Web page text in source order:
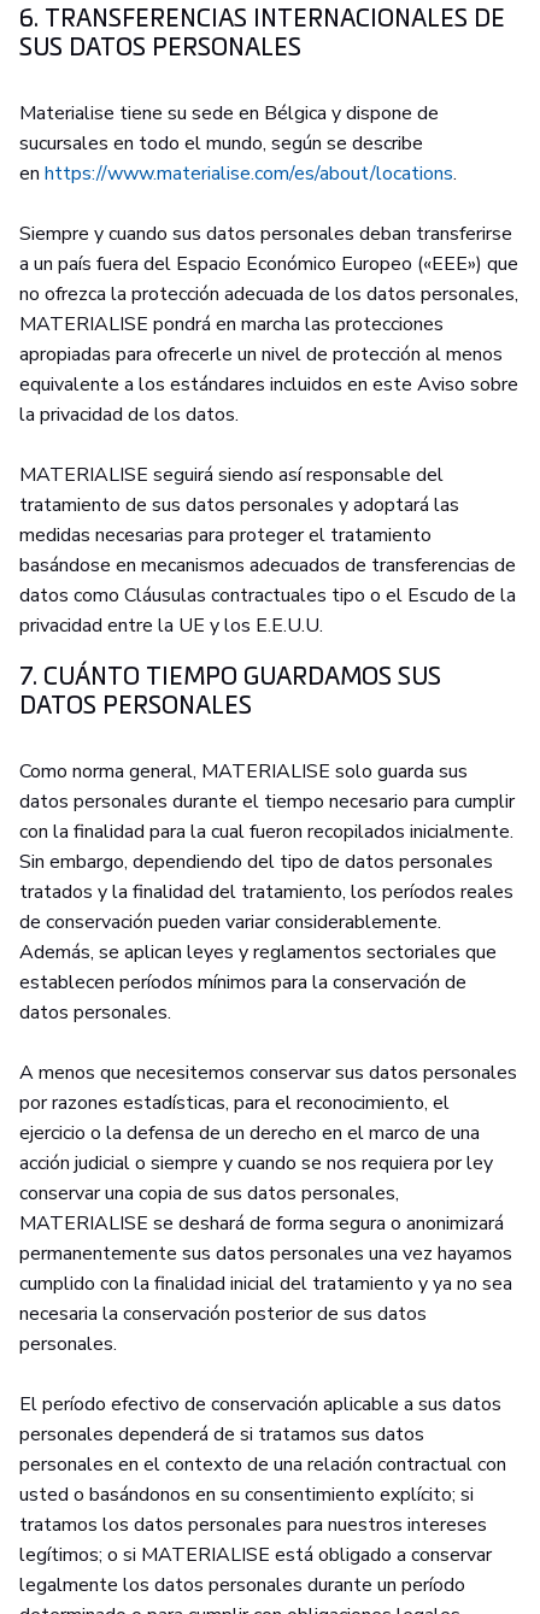
6. TRANSFERENCIAS INTERNACIONALES DE
SUS DATOS PERSONALES
Materialise tiene su sede en Bélgica y dispone de
sucursales en todo el mundo, según se describe
en https://www.materialise.com/es/about/locations.
Siempre y cuando sus datos personales deban transferirse
a un país fuera del Espacio Económico Europeo («EEE») que
no ofrezca la protección adecuada de los datos personales,
MATERIALISE pondrá en marcha las protecciones
apropiadas para ofrecerle un nivel de protección al menos
equivalente a los estándares incluidos en este Aviso sobre
la privacidad de los datos.
MATERIALISE seguirá siendo así responsable del
tratamiento de sus datos personales y adoptará las
medidas necesarias para proteger el tratamiento
basándose en mecanismos adecuados de transferencias de
datos como Cláusulas contractuales tipo o el Escudo de la
privacidad entre la UE y los E.E.U.U.
7. CUÁNTO TIEMPO GUARDAMOS SUS
DATOS PERSONALES
Como norma general, MATERIALISE solo guarda sus
datos personales durante el tiempo necesario para cumplir
con la finalidad para la cual fueron recopilados inicialmente.
Sin embargo, dependiendo del tipo de datos personales
tratados y la finalidad del tratamiento, los períodos reales
de conservación pueden variar considerablemente.
Además, se aplican leyes y reglamentos sectoriales que
establecen períodos mínimos para la conservación de
datos personales.
A menos que necesitemos conservar sus datos personales
por razones estadísticas, para el reconocimiento, el
ejercicio o la defensa de un derecho en el marco de una
acción judicial o siempre y cuando se nos requiera por ley
conservar una copia de sus datos personales,
MATERIALISE se deshará de forma segura o anonimizará
permanentemente sus datos personales una vez hayamos
cumplido con la finalidad inicial del tratamiento y ya no sea
necesaria la conservación posterior de sus datos
personales.
El período efectivo de conservación aplicable a sus datos
personales dependerá de si tratamos sus datos
personales en el contexto de una relación contractual con
usted o basándonos en su consentimiento explícito; si
tratamos los datos personales para nuestros intereses
legítimos; o si MATERIALISE está obligado a conservar
legalmente los datos personales durante un período